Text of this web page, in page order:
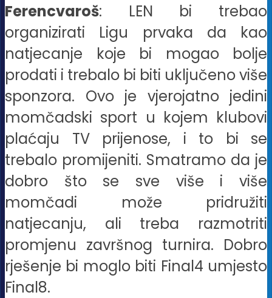
Ferencvaroš: LEN bi trebao
organizirati Ligu prvaka da kao
natjecanje koje bi mogao bolje
prodati i trebalo bi biti uključeno više
sponzora. Ovo je vjerojatno jedini
momčadski sport u kojem klubovi
plaćaju TV prijenose, i to bi se
trebalo promijeniti. Smatramo da je
dobro što se sve više i više
momčadi može pridružiti
natjecanju, ali treba razmotriti
promjenu završnog turnira. Dobro
rješenje bi moglo biti Final4 umjesto
Final8.